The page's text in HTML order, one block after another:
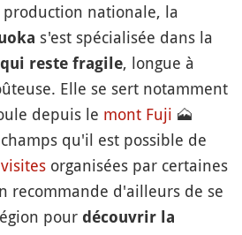
production nationale, la
s'est spécialisée dans la
reste fragile, longue à
Elle se sert notamment
depuis le mont Fuji 🗻
qu'il est possible de
visites organisées par certaines
recommande d'ailleurs de se
pour découvrir la